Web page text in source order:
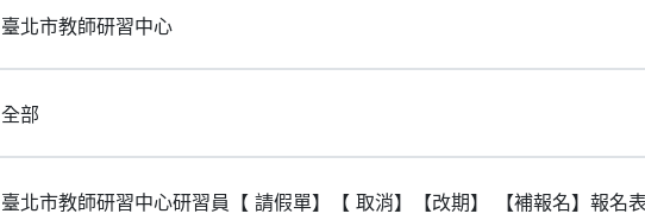
臺北市教師研習中心
全部
臺北市教師研習中心研習員【 請假單】【 取消】【改期】 【補報名】報名表